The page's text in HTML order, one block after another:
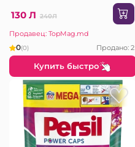
130 Л 240Л
Продавец: TopMag.md
0(0) Продано: 2
Купить быстро